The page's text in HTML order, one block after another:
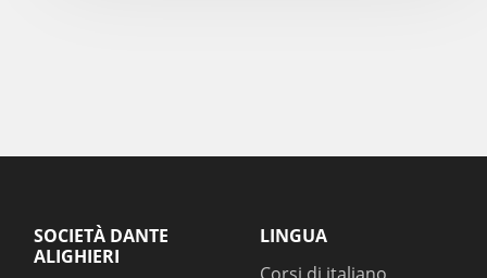
SOCIETÀ DANTE
ALIGHIERI
LINGUA